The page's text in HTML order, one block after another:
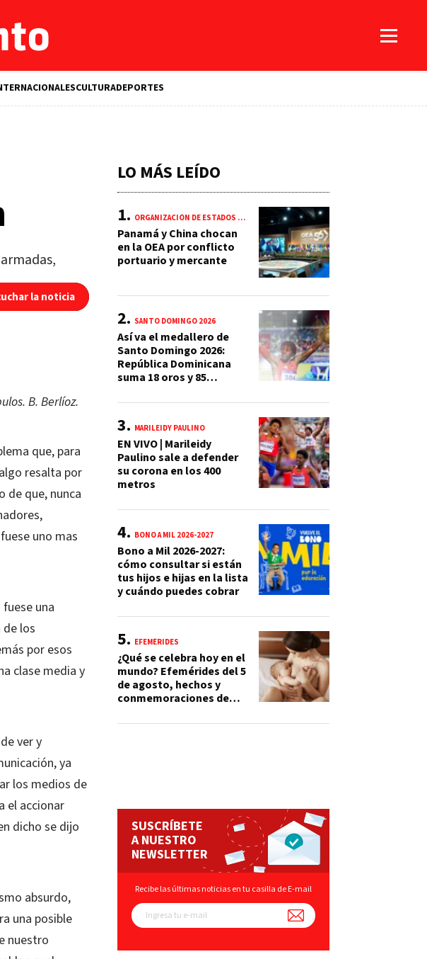
CULTURADEPORTES
la noticia
la noticia
B. Berlíoz.
que, para
resalta por
de que, nunca
uno mas
una
los
por esos
clase media y
ver y
ya
los medios de
el accionar
dicho se dijo
absurdo,
una posible
nuestro
LO MÁS LEÍDO
ORGANIZACIÓN DE ESTADOS AMERICANOS (OEA)
Panamá y China chocan
en la OEA por conflicto
portuario y mercante
SANTO DOMINGO 2026
Así va el medallero de
Santo Domingo 2026:
República Dominicana
suma 18 oros y 85
MARILEIDY PAULINO
EN VIVO | Marileidy
Paulino sale a defender
su corona en los 400
metros
BONO A MIL 2026-2027
Bono a Mil 2026-2027:
cómo consultar si están
tus hijos e hijas en la lista
y cuándo puedes cobrar
EFEMÉRIDES
¿Qué se celebra hoy en el
mundo? Efemérides del 5
de agosto, hechos y
conmemoraciones de
SUSCRÍBETE
A NUESTRO
NEWSLETTER
Recibe las últimas noticias en tu casilla de E-mail